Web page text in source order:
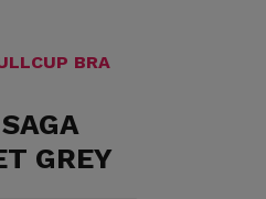
BRA
GREY